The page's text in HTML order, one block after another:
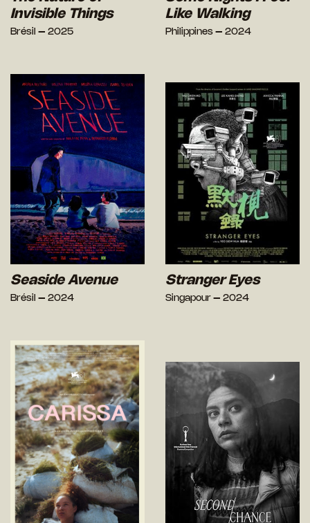
Invisible Things
Brésil – 2025
Like Walking
Philippines – 2024
Seaside Avenue
Brésil – 2024
Stranger Eyes
Singapour – 2024